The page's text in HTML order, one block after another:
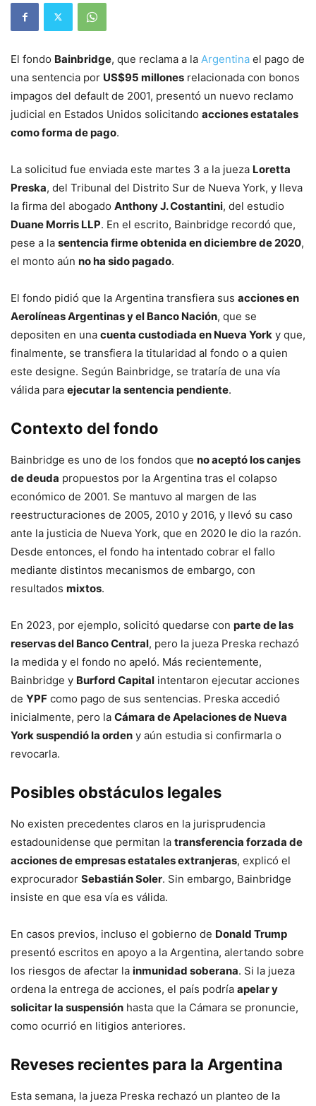
El fondo Bainbridge, que reclama a la Argentina el pago de
una sentencia por US$95 millones relacionada con bonos
impagos del default de 2001, presentó un nuevo reclamo
judicial en Estados Unidos solicitando acciones estatales
como forma de pago.
La solicitud fue enviada este martes 3 a la jueza Loretta
Preska, del Tribunal del Distrito Sur de Nueva York, y lleva
la firma del abogado Anthony J. Costantini, del estudio
Duane Morris LLP. En el escrito, Bainbridge recordó que,
pese a la sentencia firme obtenida en diciembre de 2020,
el monto aún no ha sido pagado.
El fondo pidió que la Argentina transfiera sus acciones en
Aerolíneas Argentinas y el Banco Nación, que se
depositen en una cuenta custodiada en Nueva York y que,
finalmente, se transfiera la titularidad al fondo o a quien
este designe. Según Bainbridge, se trataría de una vía
válida para ejecutar la sentencia pendiente.
Contexto del fondo
Bainbridge es uno de los fondos que no aceptó los canjes
de deuda propuestos por la Argentina tras el colapso
económico de 2001. Se mantuvo al margen de las
reestructuraciones de 2005, 2010 y 2016, y llevó su caso
ante la justicia de Nueva York, que en 2020 le dio la razón.
Desde entonces, el fondo ha intentado cobrar el fallo
mediante distintos mecanismos de embargo, con
resultados mixtos.
En 2023, por ejemplo, solicitó quedarse con parte de las
reservas del Banco Central, pero la jueza Preska rechazó
la medida y el fondo no apeló. Más recientemente,
Bainbridge y Burford Capital intentaron ejecutar acciones
de YPF como pago de sus sentencias. Preska accedió
inicialmente, pero la Cámara de Apelaciones de Nueva
York suspendió la orden y aún estudia si confirmarla o
revocarla.
Posibles obstáculos legales
No existen precedentes claros en la jurisprudencia
estadounidense que permitan la transferencia forzada de
acciones de empresas estatales extranjeras, explicó el
exprocurador Sebastián Soler. Sin embargo, Bainbridge
insiste en que esa vía es válida.
En casos previos, incluso el gobierno de Donald Trump
presentó escritos en apoyo a la Argentina, alertando sobre
los riesgos de afectar la inmunidad soberana. Si la jueza
ordena la entrega de acciones, el país podría apelar y
solicitar la suspensión hasta que la Cámara se pronuncie,
como ocurrió en litigios anteriores.
Reveses recientes para la Argentina
Esta semana, la jueza Preska rechazó un planteo de la